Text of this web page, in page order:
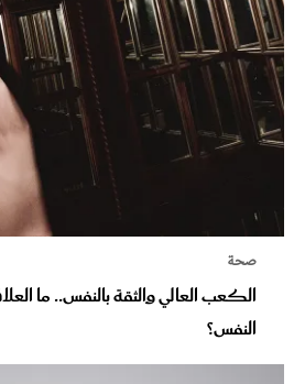
صحة
الكعب العالي والثقة بالنفس.. ما
النفس؟